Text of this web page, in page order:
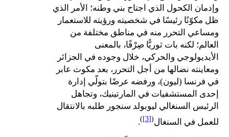
وإدمان الكحول الذي اجتاح بني وطنه؛ الأمر الذي
ظل مكوّنًا رئيسًا في شخصيته ورؤيته للاستعمار
ومساعي التحرر منه في مناطق مختلفة من
العالم؛ لكنه بات ثوريًّا صِرْفًا، بالمعنى
الأيديولوجي والحركي، خلال وجوده في الجزائر
ومعاينته نضالها من أجل التحرر، بعد مكوث عابر
في فرنسا (ليون)، ورفضه عرضًا بتولّي إدارة
إحدى المستشفيات في المارتينيك، وتجاهل
الرئيس السنغالي ليوبولد سنجور طلبه بالانتقال
للعمل في السنغال(
[3]
)
.